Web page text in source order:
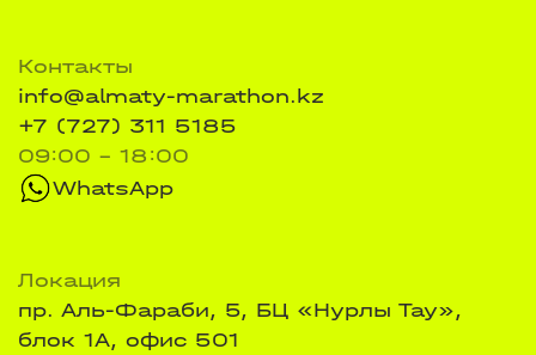
Контакты
info@almaty-marathon.kz
+7 (727) 311 5185
09:00 - 18:00
WhatsApp
Локация
пр. Аль-Фараби, 5, БЦ «Нурлы Тау»,
блок 1А, офис 501